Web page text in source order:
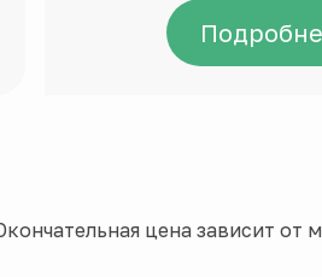
цена зависит